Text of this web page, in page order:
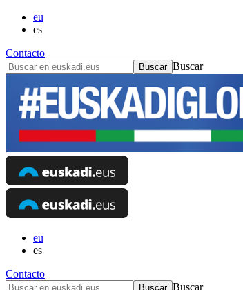
eu
es
Contacto
Buscar
eu
es
Contacto
Buscar